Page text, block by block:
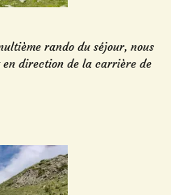
rando du séjour, nous
en direction de la carrière de